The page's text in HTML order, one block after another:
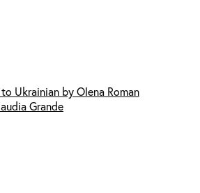
Ukrainian by Olena Roman
Grande